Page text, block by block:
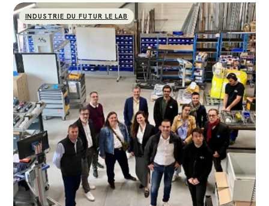
INDUSTRIE DU FUTUR LE LAB